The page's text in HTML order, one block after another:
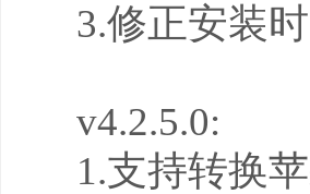
3.修正安装
v4.2.5.0:
1.支持转换